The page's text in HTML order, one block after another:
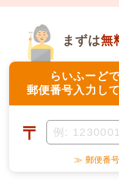
らいふーど
郵便番号入力し
まずは無
〒
≫ 郵便番